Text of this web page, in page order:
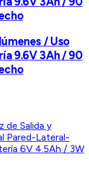
/ Uso
9.6V 3Ah / 90